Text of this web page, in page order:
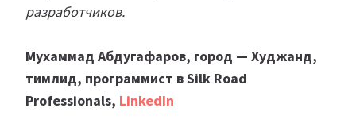
разработчиков.
Мухаммад Абдугафаров, город — Худжанд,
тимлид, программист в Silk Road
Professionals, LinkedIn